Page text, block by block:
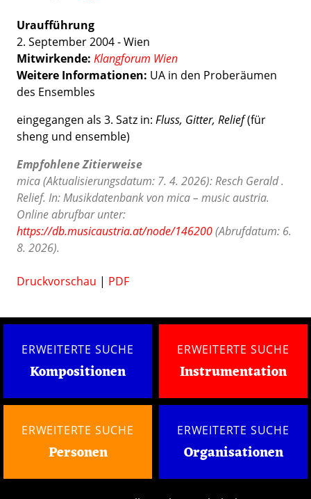
Uraufführung
2. September 2004 - Wien
Mitwirkende: Klangforum Wien
Weitere Informationen: UA in den Proberäumen
des Ensembles
eingegangen als 3. Satz in: Fluss, Gitter, Relief(für
sheng und ensemble)
Empfohlene Zitierweise
mica (Aktualisierungsdatum: 7. 4. 2026): Resch Gerald .
Relief. In: Musikdatenbank von mica – music austria.
Online abrufbar unter:
https://db.musicaustria.at/node/146200(Abrufdatum: 6.
8. 2026).
Druckvorschau | PDF
ERWEITERTE SUCHE
Kompositionen
ERWEITERTE SUCHE
Instrumentation
ERWEITERTE SUCHE
Personen
ERWEITERTE SUCHE
Organisationen